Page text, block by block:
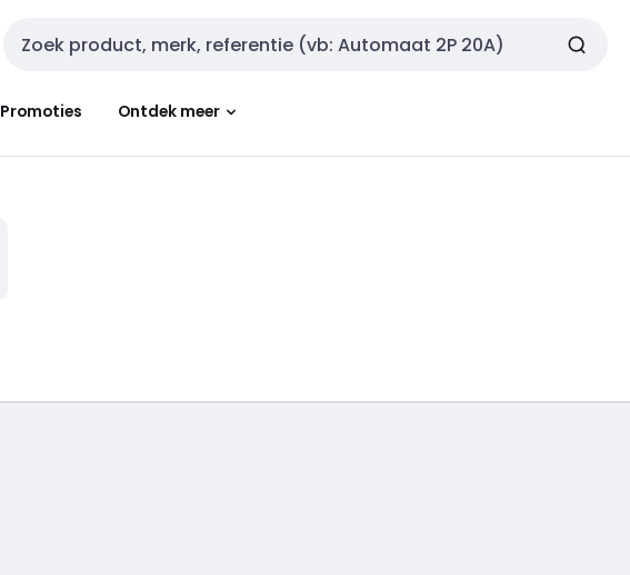
Zoekveld invoer
Promoties Ontdek meer